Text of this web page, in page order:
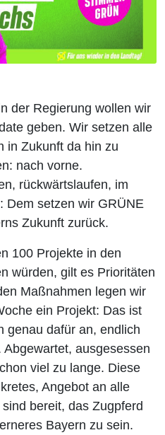
der Regierung wollen wir
geben. Wir setzen alle
in Zukunft da hin zu
nach vorne.
rückwärtslaufen, im
Dem setzen wir GRÜNE
Zukunft zurück.
100 Projekte in den
würden, gilt es Prioritäten
Maßnahmen legen wir
ein Projekt: Das ist
genau dafür an, endlich
ausgesessen
viel zu lange. Diese
Angebot an alle
bereit, das Zugpferd
Bayern zu sein.